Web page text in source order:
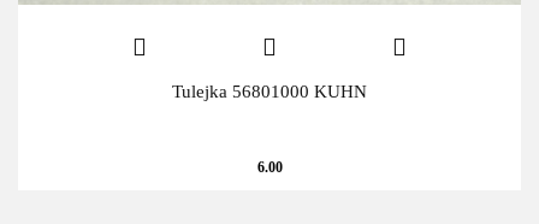
Tulejka 56801000 KUHN
6.00